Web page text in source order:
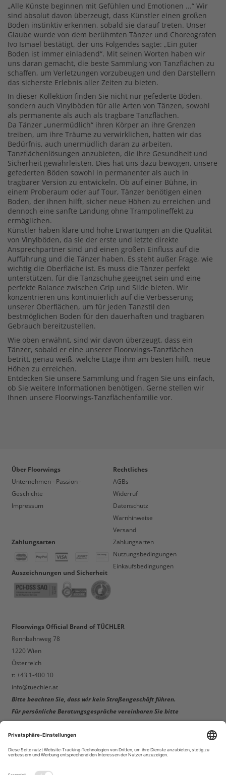
„Alle Künste beginnen mit Gefühlen und Emotionen ...“ Wir
sind absolut davon überzeugt, dass Künstler einen großen
Boden instinktiv erkennen, sobald sie darauf treten. Unser
Glaube wurde von dem berühmten Tänzer und Choreografen
Ivo Ismael bestätigt, der uns Folgendes sagte: „Ein guter
Boden ist immer einladend“. Mit seinen Worten haben wir
uns daran gemacht, die beste Sammlung von Tanzflächen zu
schaffen, um Verletzungen vorzubeugen und den Darstellern
das sicherste Erlebnis aller Zeiten zu bieten.
In dieser Kollektion finden Sie nicht nur gefederte Böden,
sondern auch Vinylböden für alle Arten von Tänzen, sowohl
als permanente als auch als tragbare Tanzflächen.
Da Tänzer „unermüdlich“ ihren Körper an ihre Grenzen
treiben, um ihre Träume zu verwirklichen, hatten wir das
Bedürfnis, auch unermüdlich daran zu arbeiten,
Tanzflächenlösungen anzubieten, die ihre Gesundheit und
Sicherheit gewährleisten. Dies hat uns dazu bewogen, unsere
gefederten Böden sowohl in permanenter als auch in
tragbarer Version zu entwickeln. Ob auf einer Bühne, in
einem Proberaum oder auf Tour, Tänzer benötigen einen
Boden, der ihnen hilft, sicher neue Höhen zu erreichen und
dennoch eine sanfte Landung ohne Trampolineffekt zu
ermöglichen.
Künstler haben klare und hohe Erwartungen an die Qualität
von Vinylböden, da sie der erste und letzte direkte
Ansprechpartner sind und einen großen Einfluss auf die
Aufführung und die Tänzer haben. Es steht außer Frage, wie
wichtig die Oberfläche ist. Es muss die Tänzer perfekt
unterstützen, für die Tanzschuhe geeignet sein und eine
perfekte Balance zwischen Grip und Slide bieten. Wir
konzentrieren uns kontinuierlich auf die Verbesserung
unserer Oberflächen, um für jeden Tanzstil den
bestmöglichen Boden für den dauerhaften und tragbaren
Gebrauch bereitzustellen.
Wie oben erwähnt, sind wir davon überzeugt, dass ein
Tänzer, sobald er eine unserer Floorwings-Tanzflächen
betritt, genau weiß, welche Etage ihm am besten hilft, neue
Höhen zu erreichen.
Entdecken Sie unsere Sammlung und fragen Sie uns einfach,
ob Sie weitere Informationen benötigen. Gerne stellen wir
Ihnen unsere Floorwings-Tanzflächenfamilie vor.
Über Floorwings
Unternehmen - Passion -
Geschichte
Impressum
Zahlungsarten
Auszeichnungen und Sicherheit
Rechtliches
AGBs
Widerruf
Datenschutz
Warnhinweise
Versand
Zahlungsarten
Nutzungsbedingungen
Einkaufsbedingungen
Floorwings Official Brand of TÜCHLER
Rennbahnweg 78
1220 Wien
Österreich
t: +43 1-400 10
info@tuechler.at
Bitte beachten Sie, dass wir kein Straßengeschäft führen.
Für persönliche Beratungsgespräche vereinbaren Sie bitte
einen Termin!